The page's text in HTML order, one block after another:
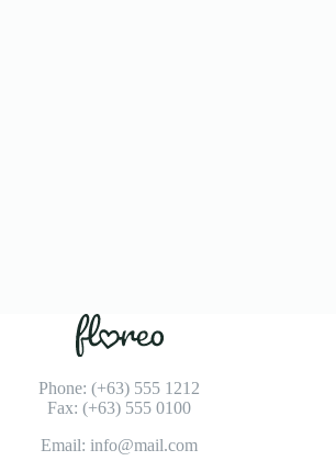
Phone: (+63) 555 1212
Fax: (+63) 555 0100
Email: info@mail.com